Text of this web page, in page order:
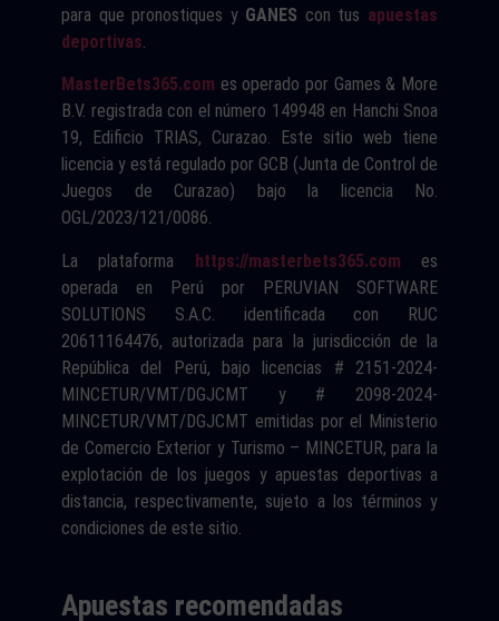
para que pronostiques y GANES con tus apuestas
deportivas.
MasterBets365.com es operado por Games & More
B.V. registrada con el número 149948 en Hanchi Snoa
19, Edificio TRIAS, Curazao. Este sitio web tiene
licencia y está regulado por GCB (Junta de Control de
Juegos de Curazao) bajo la licencia No.
OGL/2023/121/0086.
La plataforma https://masterbets365.com es
operada en Perú por PERUVIAN SOFTWARE
SOLUTIONS S.A.C. identificada con RUC
20611164476, autorizada para la jurisdicción de la
República del Perú, bajo licencias # 2151-2024-
MINCETUR/VMT/DGJCMT y # 2098-2024-
MINCETUR/VMT/DGJCMT emitidas por el Ministerio
de Comercio Exterior y Turismo – MINCETUR, para la
explotación de los juegos y apuestas deportivas a
distancia, respectivamente, sujeto a los términos y
condiciones de este sitio.
Apuestas recomendadas